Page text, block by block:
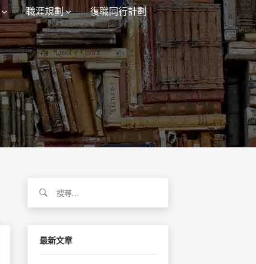
職涯規劃 復職同行計劃
關
最新文章